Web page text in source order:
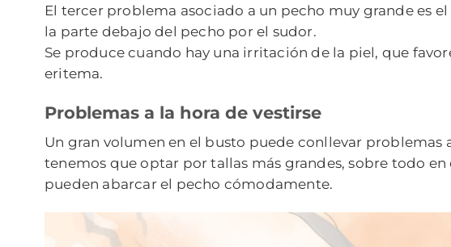
El tercer problema asociado a un pecho muy grande es
la parte debajo del pecho por el sudor.
Se produce cuando hay una irritación de la piel, que
eritema.
Problemas a la hora de vestirse
Un gran volumen en el busto puede conllevar problemas
tenemos que optar por tallas más grandes, sobre todo
pueden abarcar el pecho cómodamente.